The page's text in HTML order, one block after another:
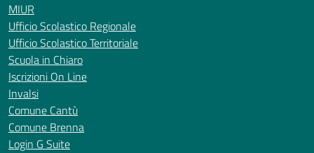
MIUR
Ufficio Scolastico Regionale
Ufficio Scolastico Territoriale
Scuola in Chiaro
Iscrizioni On Line
Invalsi
Comune Cantù
Comune Brenna
Login G Suite